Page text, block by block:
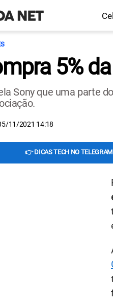
5%
Sony que uma parte
11/2021 14:18
👉 DICAS TECH NO TELEGRAM